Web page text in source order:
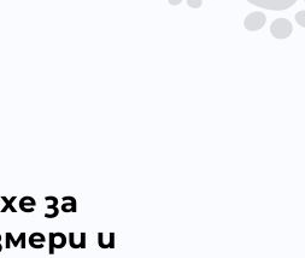
за
и